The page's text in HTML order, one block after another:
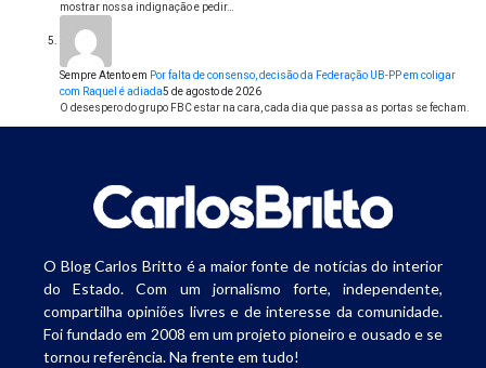
mostrar nossa indignação e pedir…
Sempre Atentoem Por falta de consenso, decisão da Federação UB-PP em coligar
com Raquel é adiada5 de agosto de 2026
O desespero do grupo FBC estar na cara, cada dia que passa as portas se fecham.
O Blog Carlos Britto é a maior fonte de notícias do interior
do Estado. Com um jornalismo forte, independente,
compartilha opiniões livres e de interesse da comunidade.
Foi fundado em 2008 em um projeto pioneiro e ousado e se
tornou referência. Na frente em tudo!